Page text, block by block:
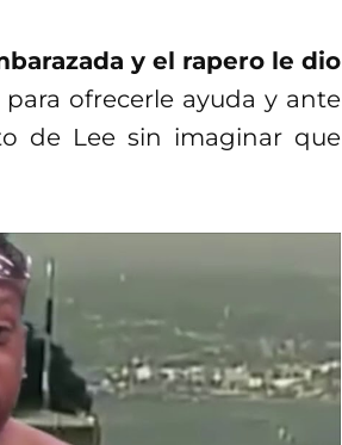
y el rapero le dio
ofrecerle ayuda y ante
de Lee sin imaginar que